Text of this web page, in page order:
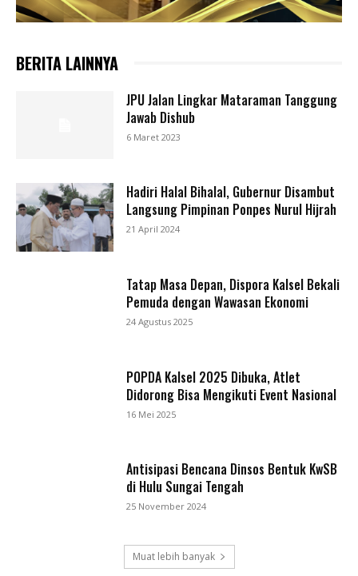
BERITA LAINNYA
JPU Jalan Lingkar Mataraman Tanggung
Jawab Dishub
6 Maret 2023
Hadiri Halal Bihalal, Gubernur Disambut
Langsung Pimpinan Ponpes Nurul Hijrah
21 April 2024
Tatap Masa Depan, Dispora Kalsel Bekali
Pemuda dengan Wawasan Ekonomi
24 Agustus 2025
POPDA Kalsel 2025 Dibuka, Atlet
Didorong Bisa Mengikuti Event Nasional
16 Mei 2025
Antisipasi Bencana Dinsos Bentuk KwSB
di Hulu Sungai Tengah
25 November 2024
Muat lebih banyak